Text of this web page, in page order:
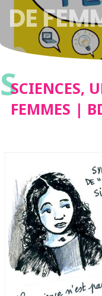
DE
SSCIENCES,
FEMMES |